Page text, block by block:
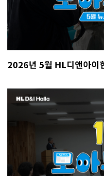
2026년 5월 HL디앤아이